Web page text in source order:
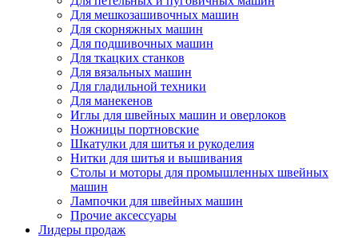
Для мешкозашивочных машин
Для скорняжных машин
Для подшивочных машин
Для ткацких станков
Для вязальных машин
Для гладильной техники
Для манекенов
Иглы для швейных машин и оверлоков
Ножницы портновские
Шкатулки для шитья и рукоделия
Нитки для шитья и вышивания
Столы и моторы для промышленных швейных
машин
Лампочки для швейных машин
Прочие аксессуары
Лидеры продаж